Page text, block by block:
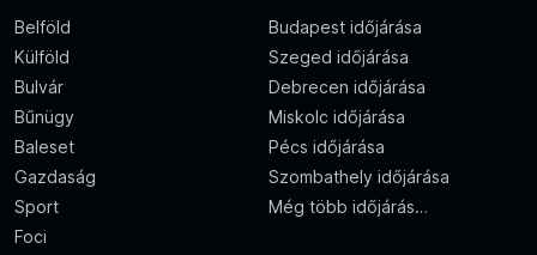
Belföld
Külföld
Bulvár
Bűnügy
Baleset
Gazdaság
Sport
Foci
Budapest időjárása
Szeged időjárása
Debrecen időjárása
Miskolc időjárása
Pécs időjárása
Szombathely időjárása
Még több időjárás…